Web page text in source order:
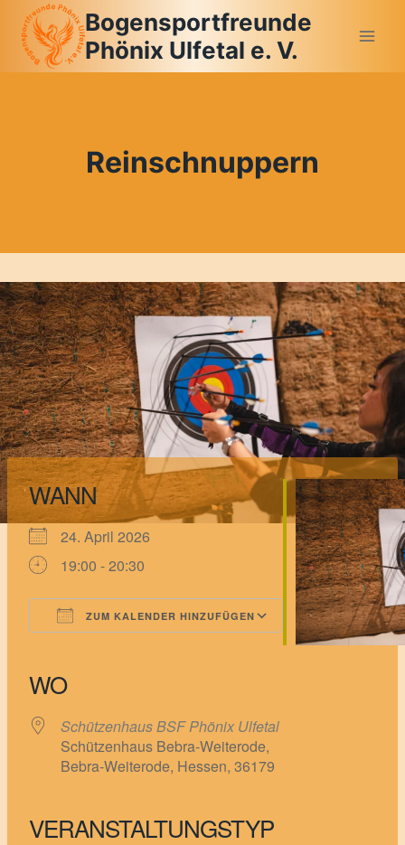
Zum
Inhalt
springen
Bogensportfreunde
Phönix Ulfetal e. V.
Reinschnuppern
WANN
24. April 2026
19:00 - 20:30
ZUM KALENDER HINZUFÜGEN
Outlook Live
WO
Schützenhaus BSF Phönix Ulfetal
Schützenhaus Bebra-Weiterode,
Bebra-Weiterode, Hessen, 36179
VERANSTALTUNGSTYP